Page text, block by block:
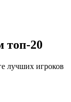
топ-20
лучших игроков